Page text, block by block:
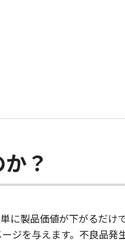
？
に製品価値が下がるだけ
ジを与えます。不良品発